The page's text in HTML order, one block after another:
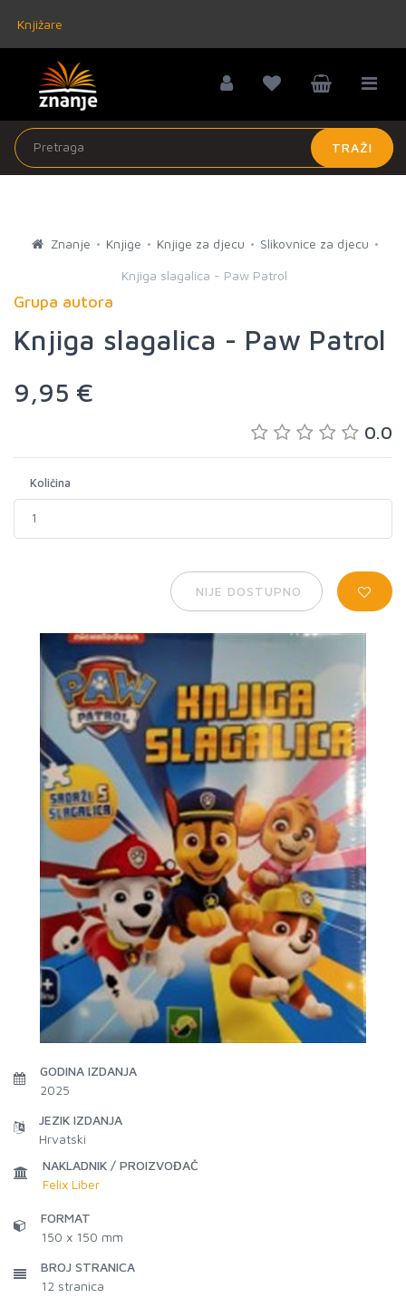
Knjižare
TRAŽI
Znanje Knjige Knjige za djecu Slikovnice za djecu
Knjiga slagalica - Paw Patrol
Grupa autora
Knjiga slagalica - Paw Patrol
9,95 €
0.0
Količina
NIJE DOSTUPNO
GODINA IZDANJA
2025
JEZIK IZDANJA
Hrvatski
NAKLADNIK / PROIZVOĐAČ
Felix Liber
FORMAT
150 x 150 mm
BROJ STRANICA
12 stranica